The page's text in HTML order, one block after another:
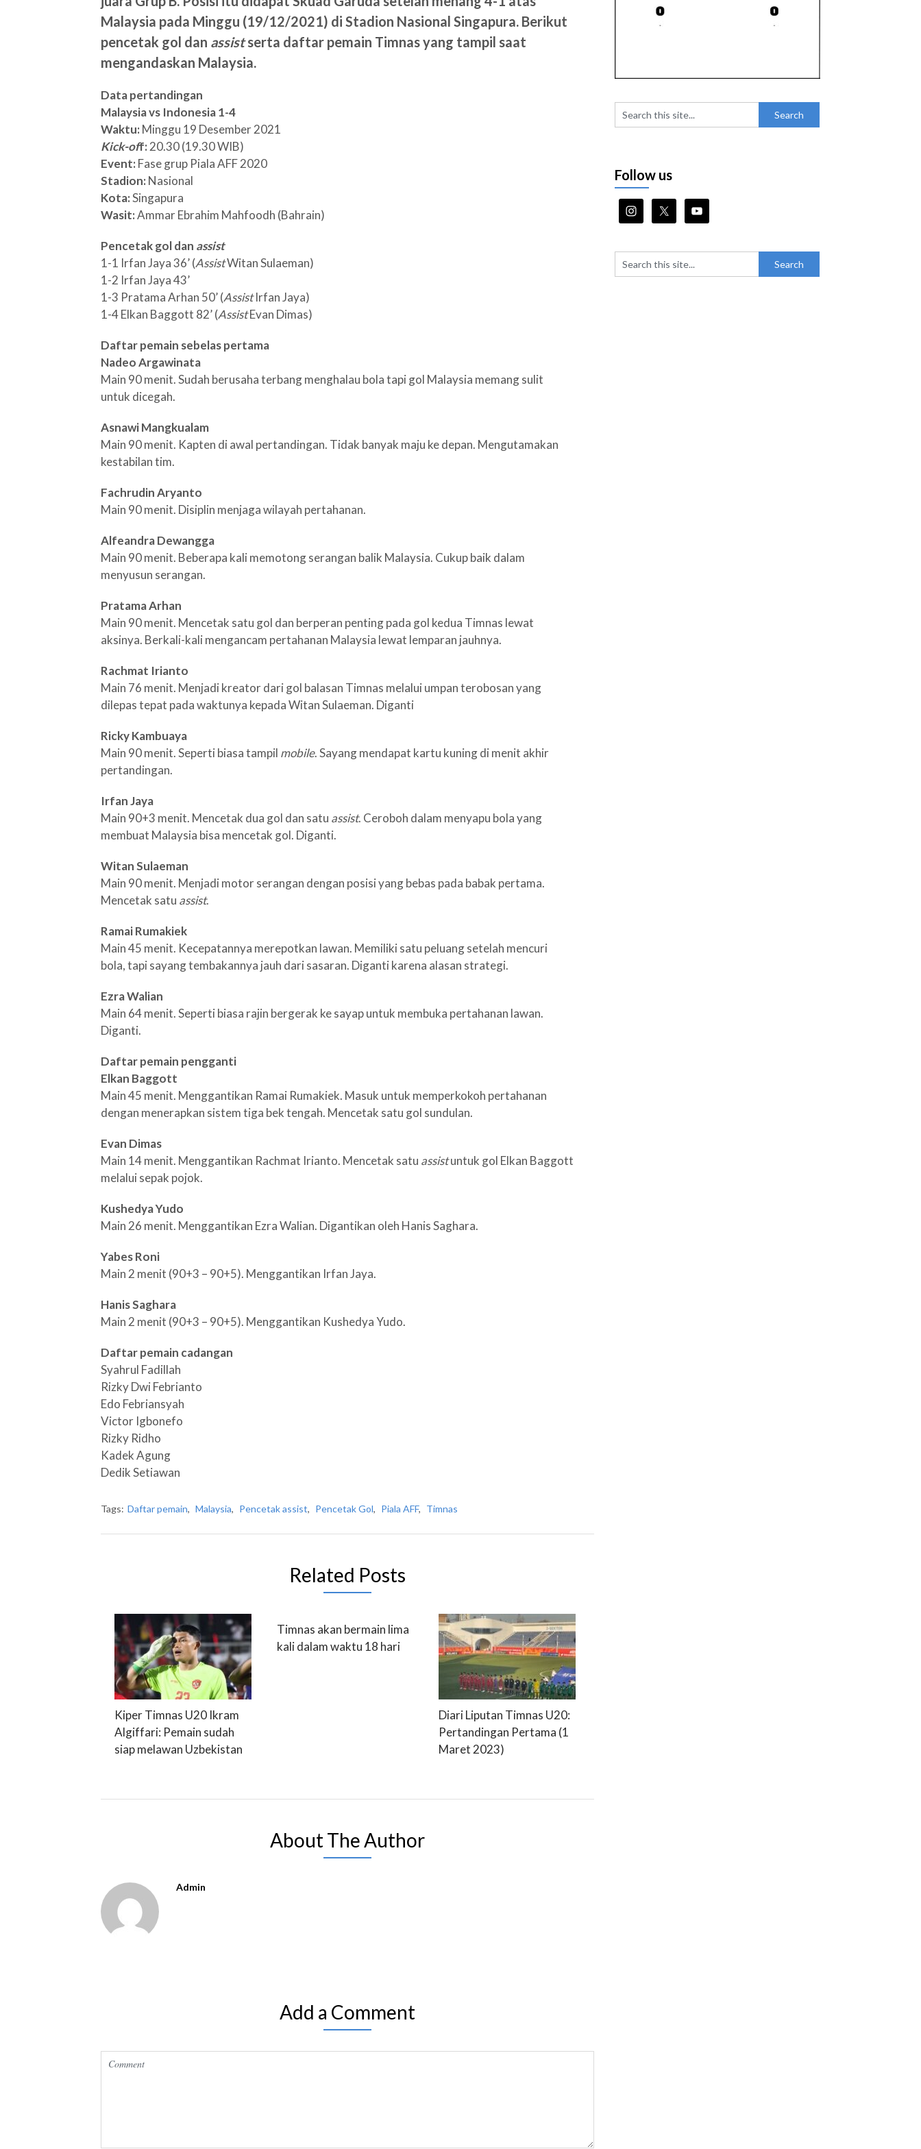
Malaysia pada Minggu (19/12/2021) di Stadion Nasional Singapura. Berikut
pencetak gol dan assistserta daftar pemain Timnas yang tampil saat
mengandaskan Malaysia.
Data pertandingan
Malaysia vs Indonesia 1-4
Waktu: Minggu 19 Desember 2021
Kick-off: 20.30 (19.30 WIB)
Event: Fase grup Piala AFF 2020
Stadion: Nasional
Kota:Singapura
Wasit:Ammar Ebrahim Mahfoodh (Bahrain)
Pencetak gol dan assist
1-1 Irfan Jaya 36’ (AssistWitan Sulaeman)
1-2 Irfan Jaya 43’
1-3 Pratama Arhan 50’ (AssistIrfan Jaya)
1-4 Elkan Baggott 82’ (AssistEvan Dimas)
Daftar pemain sebelas pertama
Nadeo Argawinata
Main 90 menit. Sudah berusaha terbang menghalau bola tapi gol Malaysia memang sulit
untuk dicegah.
Asnawi Mangkualam
Main 90 menit. Kapten di awal pertandingan. Tidak banyak maju ke depan. Mengutamakan
kestabilan tim.
Fachrudin Aryanto
Main 90 menit. Disiplin menjaga wilayah pertahanan.
Alfeandra Dewangga
Main 90 menit. Beberapa kali memotong serangan balik Malaysia. Cukup baik dalam
menyusun serangan.
Pratama Arhan
Main 90 menit. Mencetak satu gol dan berperan penting pada gol kedua Timnas lewat
aksinya. Berkali-kali mengancam pertahanan Malaysia lewat lemparan jauhnya.
Rachmat Irianto
Main 76 menit. Menjadi kreator dari gol balasan Timnas melalui umpan terobosan yang
dilepas tepat pada waktunya kepada Witan Sulaeman. Diganti
Ricky Kambuaya
Main 90 menit. Seperti biasa tampil mobile. Sayang mendapat kartu kuning di menit akhir
pertandingan.
Irfan Jaya
Main 90+3 menit. Mencetak dua gol dan satu assist. Ceroboh dalam menyapu bola yang
membuat Malaysia bisa mencetak gol. Diganti.
Witan Sulaeman
Main 90 menit. Menjadi motor serangan dengan posisi yang bebas pada babak pertama.
Mencetak satu assist.
Ramai Rumakiek
Main 45 menit. Kecepatannya merepotkan lawan. Memiliki satu peluang setelah mencuri
bola, tapi sayang tembakannya jauh dari sasaran. Diganti karena alasan strategi.
Ezra Walian
Main 64 menit. Seperti biasa rajin bergerak ke sayap untuk membuka pertahanan lawan.
Diganti.
Daftar pemain pengganti
Elkan Baggott
Main 45 menit. Menggantikan Ramai Rumakiek. Masuk untuk memperkokoh pertahanan
dengan menerapkan sistem tiga bek tengah. Mencetak satu gol sundulan.
Evan Dimas
Main 14 menit. Menggantikan Rachmat Irianto. Mencetak satu assistuntuk gol Elkan Baggott
melalui sepak pojok.
Kushedya Yudo
Main 26 menit. Menggantikan Ezra Walian. Digantikan oleh Hanis Saghara.
Yabes Roni
Main 2 menit (90+3 – 90+5). Menggantikan Irfan Jaya.
Hanis Saghara
Main 2 menit (90+3 – 90+5). Menggantikan Kushedya Yudo.
Daftar pemain cadangan
Syahrul Fadillah
Rizky Dwi Febrianto
Edo Febriansyah
Victor Igbonefo
Rizky Ridho
Kadek Agung
Dedik Setiawan
Tags: Daftar pemain, Malaysia, Pencetak assist, Pencetak Gol, Piala AFF, Timnas
Related Posts
Kiper Timnas U20 Ikram
Algiffari: Pemain sudah
siap melawan Uzbekistan
Timnas akan bermain lima
kali dalam waktu 18 hari
Diari Liputan Timnas U20:
Pertandingan Pertama (1
Maret 2023)
About The Author
Admin
Add a Comment
Follow us